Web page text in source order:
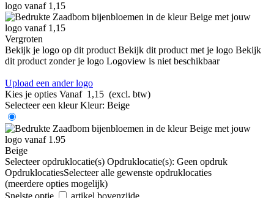
Vergroten
Bekijk je logo op dit product Bekijk dit product met je logo Bekijk
dit product zonder je logo Logoview is niet beschikbaar
Upload een ander logo
Kies je opties Vanaf 1,15 (excl. btw)
Selecteer een kleur Kleur: Beige
Beige
Selecteer opdruklocatie(s) Opdruklocatie(s): Geen opdruk
OpdruklocatiesSelecteer alle gewenste opdruklocaties
(meerdere opties mogelijk)
Snelste optie
artikel bovenzijde